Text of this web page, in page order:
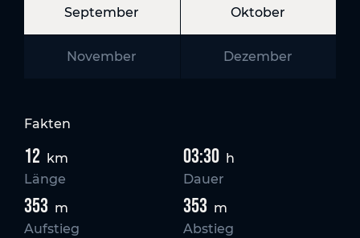
September Oktober
November Dezember
Fakten
12 km
Länge
03:30 h
Dauer
353 m
Aufstieg
353 m
Abstieg